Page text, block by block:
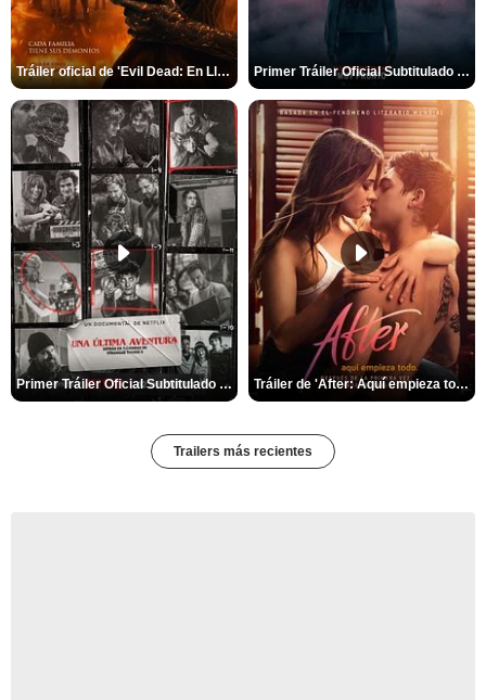
Tráiler oficial de 'Evil Dead: En Llamas' Primer Tráiler Oficial Subtitulado de 'La Noche Del Demonio: Están Entre Nosotros'
Primer Tráiler Oficial Subtitulado de 'Una última aventura: Detrás de cámaras de Stranger Things 5' Tráiler de 'After: Aquí empieza todo'
Trailers más recientes